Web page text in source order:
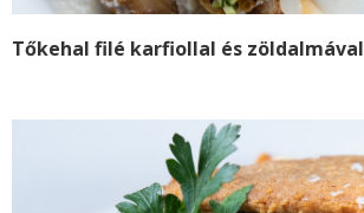
Tőkehal filé karfiollal és zöldalmával